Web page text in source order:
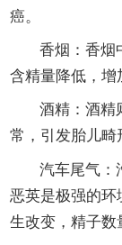
癌。
香烟：香烟
含精量降低，增
酒精：酒精
常，引发胎儿畸
汽车尾气：
恶英是极强的环
生改变，精子数